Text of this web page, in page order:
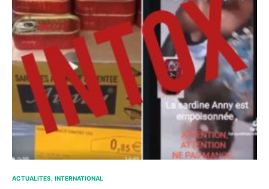
ACTUALITES INTERNATIONAL